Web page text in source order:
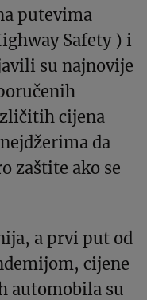
putevima
Safety ) i
su najnovije
cijena
da
zaštite ako se
a prvi put od
cijene
automobila su